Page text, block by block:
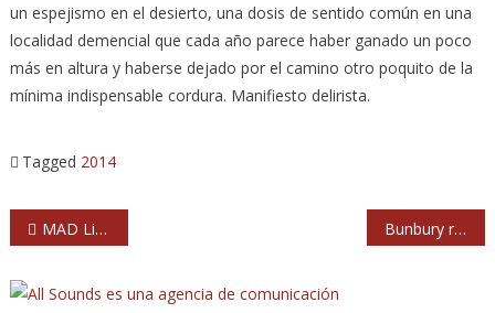
un espejismo en el desierto, una dosis de sentido común en una
localidad demencial que cada año parece haber ganado un poco
más en altura y haberse dejado por el camino otro poquito de la
mínima indispensable cordura. Manifiesto delirista.
Tagged 2014
Navegación
entradas
MAD Live! by Sony: The National, Mando Diao, The Orwells, Grises… Bunbury recuperará más canciones de Héroes del Silencio en el futuro: «Se abre la caja de pandora del repertorio clásico»